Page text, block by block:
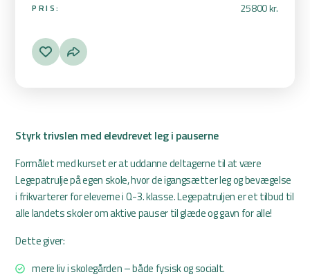
PRIS: 25800 kr.
Styrk trivslen med elevdrevet leg i pauserne
Formålet med kurset er at uddanne deltagerne til at være
Legepatrulje på egen skole, hvor de igangsætter leg og bevægelse
i frikvarterer for eleverne i 0.-3. klasse. Legepatruljen er et tilbud til
alle landets skoler om aktive pauser til glæde og gavn for alle!
Dette giver:
mere liv i skolegården – både fysisk og socialt.